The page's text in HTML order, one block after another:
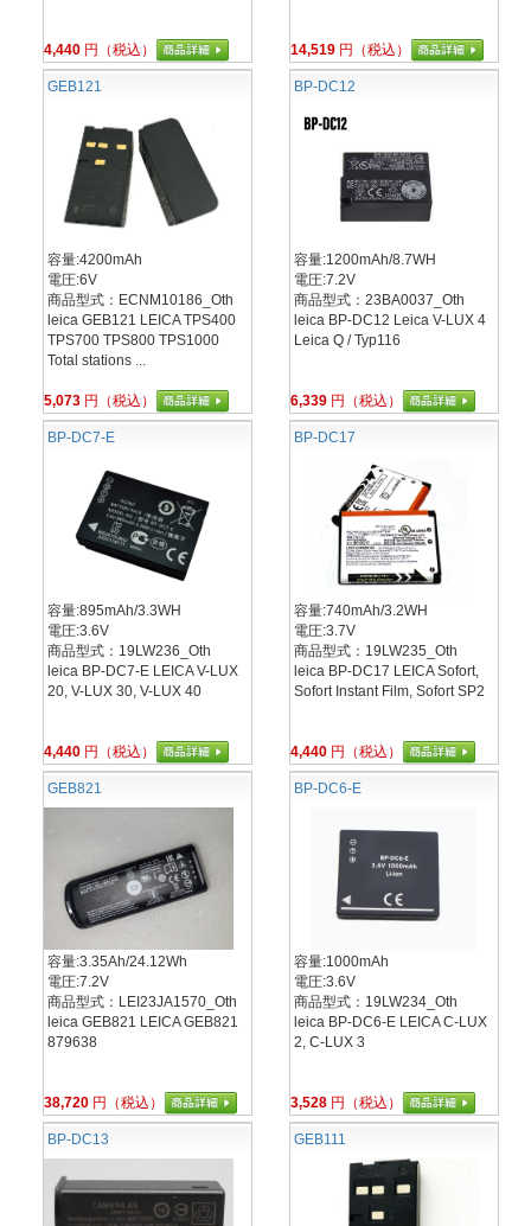
4,440 円（税込） 14,519 円（税込）
GEB121
容量:4200mAh
電圧:6V
商品型式：ECNM10186_Oth
leica GEB121 LEICA TPS400
TPS700 TPS800 TPS1000
Total stations ...
5,073 円（税込）
BP-DC12
容量:1200mAh/8.7WH
電圧:7.2V
商品型式：23BA0037_Oth
leica BP-DC12 Leica V-LUX 4
Leica Q / Typ116
6,339 円（税込）
BP-DC7-E
容量:895mAh/3.3WH
電圧:3.6V
商品型式：19LW236_Oth
leica BP-DC7-E LEICA V-LUX
20, V-LUX 30, V-LUX 40
4,440 円（税込）
BP-DC17
容量:740mAh/3.2WH
電圧:3.7V
商品型式：19LW235_Oth
leica BP-DC17 LEICA Sofort,
Sofort Instant Film, Sofort SP2
4,440 円（税込）
GEB821
容量:3.35Ah/24.12Wh
電圧:7.2V
商品型式：LEI23JA1570_Oth
leica GEB821 LEICA GEB821
879638
38,720 円（税込）
BP-DC6-E
容量:1000mAh
電圧:3.6V
商品型式：19LW234_Oth
leica BP-DC6-E LEICA C-LUX
2, C-LUX 3
3,528 円（税込）
BP-DC13 GEB111